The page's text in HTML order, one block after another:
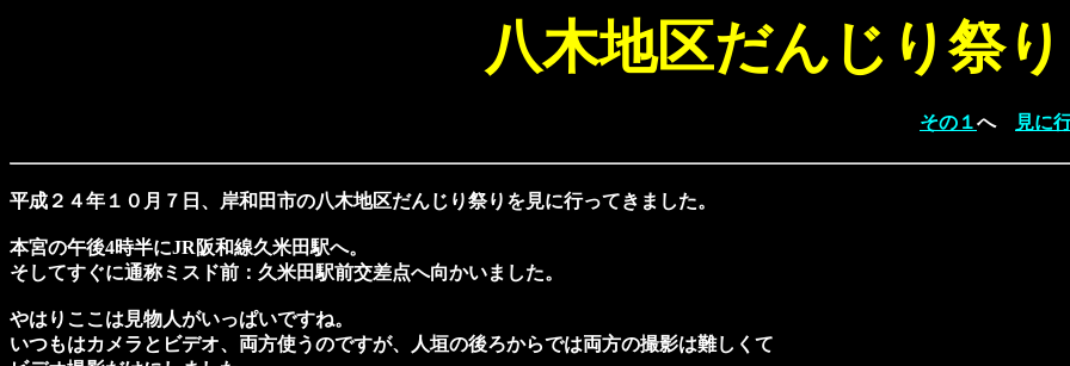
八木地区だんじり祭
その１へ 見に
平成２４年１０月７日、岸和田市の八木地区だんじり祭りを見に行ってきました。
本宮の午後4時半にJR阪和線久米田駅へ。
そしてすぐに通称ミスド前：久米田駅前交差点へ向かいました。
やはりここは見物人がいっぱいですね。
いつもはカメラとビデオ、両方使うのですが、人垣の後ろからでは両方の撮影は難しくて